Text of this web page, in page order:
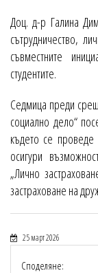
Доц. д-р Галина
сътрудничество,
съвместните
студентите.
Седмица преди
социално дело“
където се
осигури
„Лично
застраховане на
25 март 2026
Споделяне: